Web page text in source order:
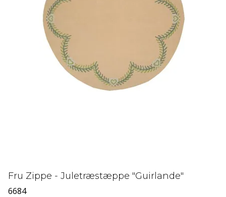
Fru Zippe - Juletræstæppe "Guirlande"
6684